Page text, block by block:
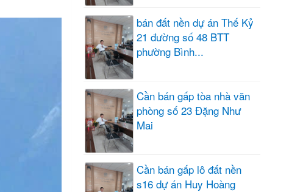
bán đất nền dự án Thế Kỷ
21 đường số 48 BTT
phường Bình...
Cần bán gấp tòa nhà văn
phòng số 23 Đặng Như
Mai
Cần bán gấp lô đất nền
s16 dự án Huy Hoàng